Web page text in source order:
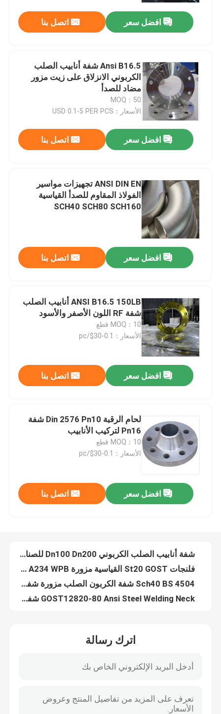
منزل
المنتجات
حول بنا
ضبط الجودة
اتصل بنا
شفة الأنبوب ANSI
افضل سعر اتصل بنا
Ansi B16.5 شفة أنابيب الصلب
الكربوني الانزلاق على زيت مزور
مضاد للصدأ
MOQ：50
الأسعار：USD 0.1-5 PER PCS
افضل سعر اتصل بنا
ANSI DIN EN تجهيزات مواسير
الفولاذ المقاوم للصدأ القياسية
SCH40 SCH80 SCH160
افضل سعر اتصل بنا
ANSI B16.5 150LB أنابيب الصلب
شفة RF اللون الأصفر والأسود
MOQ：10 قطع
الأسعار：0.1-30$/pc
افضل سعر اتصل بنا
لحام الرقبة Din 2576 Pn10 شفة
Pn16 لتركيب الأنابيب
MOQ：10 قطع
الأسعار：0.1-30$/pc
افضل سعر اتصل بنا
خط أنابيب GOST قياسي شفة RF لوحة 1 بوصة رفعت شفة الوجه
GOST33259 لحام الصلب الرقبة شفة زيت مضاد للصدأ للإنشاءات
حواف قياسية مضادة للصدأ من GOST GOST33259 Rf و Ff شفة
ANSI DIN EN BS JIS الكربون الصلب A234 WPB وصلة الأنابيب الملحومة
اترك رسالة